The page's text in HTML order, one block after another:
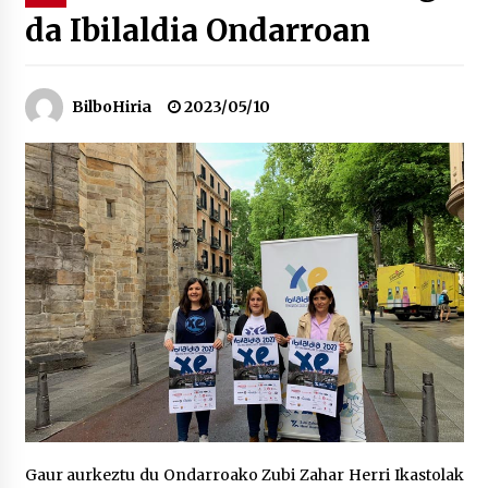
Bakaikuko barnetegitik gazteek egindako saio
berezia
2026/07/16
Tuba eta bonbardinoaren astea, Bilboko
Kontserbatorioan protagonista
2026/07/16
Auzoportala : 1×04 Auzofoniak
2026/07/15
Gaur abitua da Bilbao bbk live jaialdia
2026/07/09
da Ibilaldia Ondarroan
BilboHiria 2023/05/10
Gaur aurkeztu du Ondarroako Zubi Zahar Herri Ikastolak